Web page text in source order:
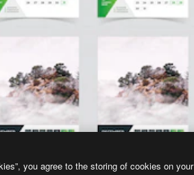
you agree to the storing of cookies on